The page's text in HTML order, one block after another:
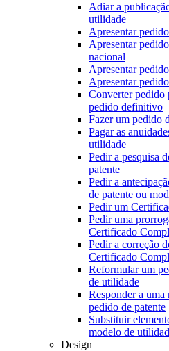
Adiar a
utilidade
Apresentar
Apresentar
nacional
Apresentar
Apresentar
Converter pedido
pedido definitivo
Fazer um pedido
Pagar as
utilidade
Pedir a pesquisa
patente
Pedir a
de patente ou
Pedir um
Pedir uma
Certificado
Pedir a correção
Certificado
Reformular um
de utilidade
Responder a
pedido de patente
Substituir
modelo de
Design